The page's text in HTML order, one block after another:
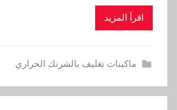
اقرأ المزيد
ماكينات تغليف بالشرنك الحراري